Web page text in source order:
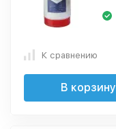
К сравнению
В корзину